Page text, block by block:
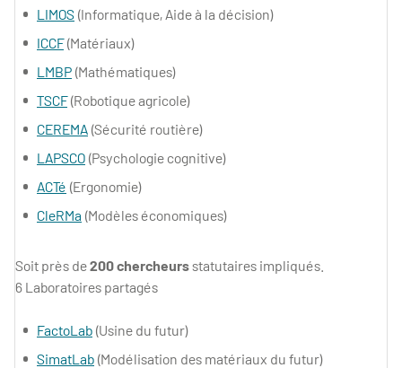
LIMOS (Informatique, Aide à la décision)
ICCF(Matériaux)
LMBP (Mathématiques)
TSCF(Robotique agricole)
CEREMA (Sécurité routière)
LAPSCO (Psychologie cognitive)
ACTé (Ergonomie)
CleRMa (Modèles économiques)
Soit près de200 chercheursstatutaires impliqués.
6 Laboratoires partagés
FactoLab (Usine du futur)
SimatLab (Modélisation des matériaux du futur)